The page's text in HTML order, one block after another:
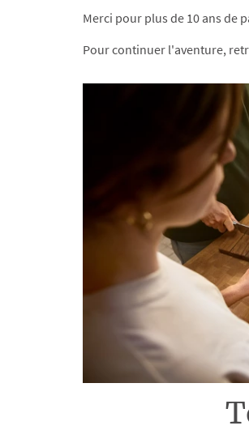
Merci pour plus de 10 ans de
Pour continuer l'aventure,